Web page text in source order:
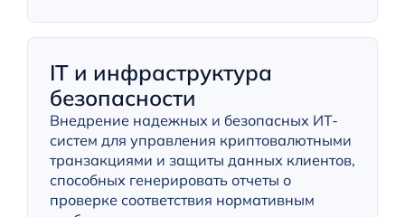
ІТ и инфраструктура
безопасности
Внедрение надежных и безопасных ИТ-
систем для управления криптовалютными
транзакциями и защиты данных клиентов,
способных генерировать отчеты о
проверке соответствия нормативным